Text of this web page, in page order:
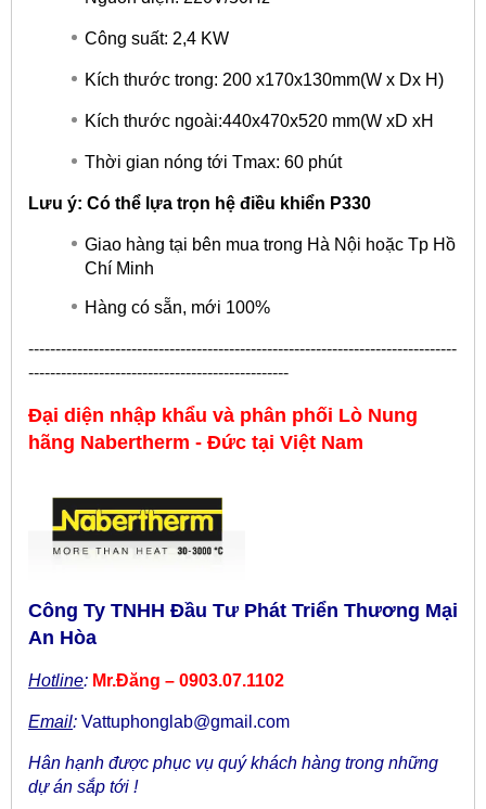
Công suất: 2,4 KW
Kích thước trong: 200 x170x130mm(W x Dx H)
Kích thước ngoài:440x470x520 mm(W xD xH
Thời gian nóng tới Tmax: 60 phút
Lưu ý: Có thể lựa trọn hệ điều khiển P330
Giao hàng tại bên mua trong Hà Nội hoặc Tp Hồ
Chí Minh
Hàng có sẵn, mới 100%
-------------------------------------------------------------------------------
------------------------------------------------
Đại diện nhập khẩu và phân phối Lò Nung
hãng Nabertherm - Đức tại Việt Nam
Công Ty TNHH Đầu Tư Phát Triển Thương Mại
An Hòa
Hotline: Mr.Đăng – 0903.07.1102
Email: Vattuphonglab@gmail.com
Hân hạnh được phục vụ quý khách hàng trong những
dự án sắp tới !